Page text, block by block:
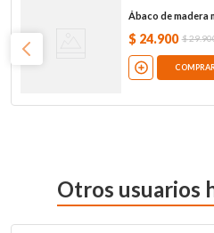
Ábaco de madera
$ 24.900 $29.
Otros usuarios